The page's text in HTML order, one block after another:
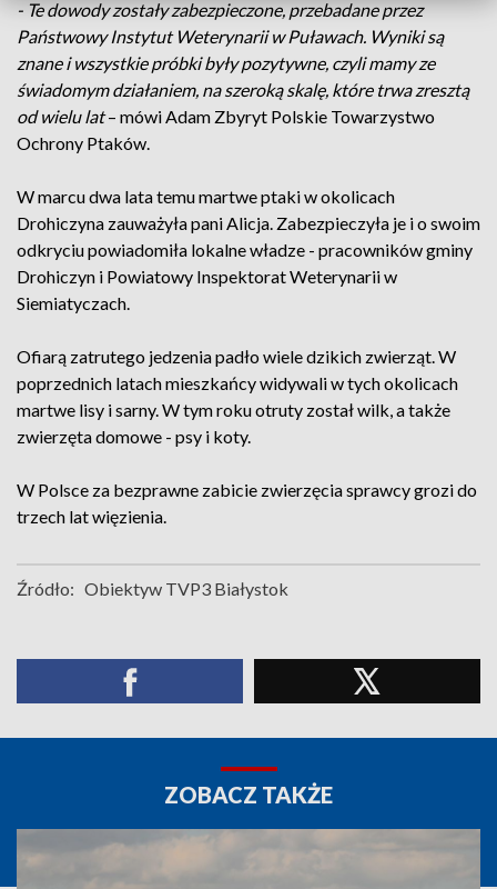
- Te dowody zostały zabezpieczone, przebadane przez
Państwowy Instytut Weterynarii w Puławach. Wyniki są
znane i wszystkie próbki były pozytywne, czyli mamy ze
świadomym działaniem, na szeroką skalę, które trwa zresztą
od wielu lat– mówi Adam Zbyryt Polskie Towarzystwo
Ochrony Ptaków.
W marcu dwa lata temu martwe ptaki w okolicach
Drohiczyna zauważyła pani Alicja. Zabezpieczyła je i o swoim
odkryciu powiadomiła lokalne władze - pracowników gminy
Drohiczyn i Powiatowy Inspektorat Weterynarii w
Siemiatyczach.
Ofiarą zatrutego jedzenia padło wiele dzikich zwierząt. W
poprzednich latach mieszkańcy widywali w tych okolicach
martwe lisy i sarny. W tym roku otruty został wilk, a także
zwierzęta domowe - psy i koty.
W Polsce za bezprawne zabicie zwierzęcia sprawcy grozi do
trzech lat więzienia.
Źródło: Obiektyw TVP3 Białystok
ZOBACZ TAKŻE